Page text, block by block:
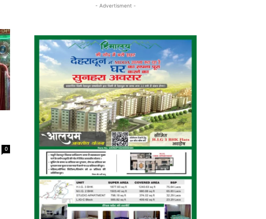
0
- Advertisment -